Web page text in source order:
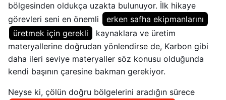
bölgesinden oldukça uzakta bulunuyor. İlk hikaye
görevleri seni en önemli
erken safha ekipmanlarını
üretmek için gerekli
kaynaklara ve üretim
materyallerine doğrudan yönlendirse de, Karbon gibi
daha ileri seviye materyaller söz konusu olduğunda
kendi başının çaresine bakman gerekiyor.
Neyse ki, çölün doğru bölgelerini aradığın sürece